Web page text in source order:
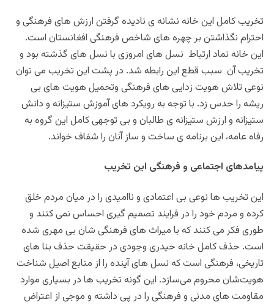
تخریب کامل این خانه نشانه ی نادیده گرفتن ارزش های فرهنگی و
احترام نگذاشتن بر چهره های شاخص فرهنگی افغانستان است.
این خانه نماد ارتباط نسل های امروزی با نسل های گذشته بود و
تخریب آن سبب قطع این رابطه شد. در پشت این تخریب می توان
نوعی تلاش هویت زدایی های فرهنگی و‌تحمیل هویت های بی
ریشه را حدس زد. با توجه به رویکرد های آموزش ستیزانه و دانش
ستیزانه و ارزش ستیزانه ی طالبان و بی توجهی کامل این گروه به
رفاه عامه، این برنامه ی ساخت و ساز آنان را شفاف خواند.
پیامدهای اجتماعی و فرهنگی این تخریب
این تخریب ها نوعی بی اعتمادی و ناامیدی را در میان مردم خلق
کرده و مردم خود را در فرایند تصمیم گیری احساس نمی کنند و
طوری فکر می کنند که با میراث های فرهنگی شان بی مهری شده
است. حذف کامل خانه حیدری وجودی در حقیقت حذف بنا های
تاریخی، فرهنگی است که نسل های آینده را از منابع اصیل شناخت
هویت‌شان محروم می‌سازد. این گونه تخریب ها در بسیاری موارد
مقاومت های مدنی و فرهنگی را در پی داشته و موجی از اعتراض